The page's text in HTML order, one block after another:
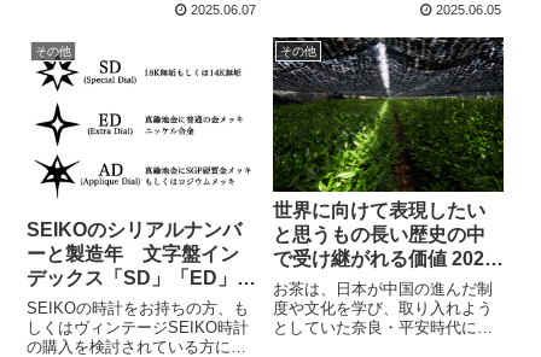
2025.06.07 2025.06.05
その他
SEIKOのシリアルナンバ
ーと製造年 文字盤イン
デックス「SD」「ED」
「AD」について確認方法
について
SEIKOの時計をお持ちの方、も
しくはヴィンテージSEIKO時計
の購入を検討されている方にと
その他
世界に向けて表現したい
と思うもの長い歴史の中
で受け継がれる価値 2020
年へのヒント
お茶は、日本が中国の進んだ制
度や文化を学び、取り入れよう
としていた奈良・平安時代に、